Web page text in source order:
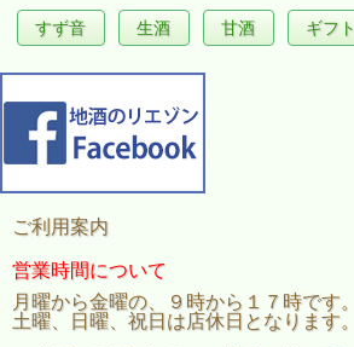
すず音 生酒 甘酒 ギフト
ご利用案内
営業時間について
月曜から金曜の、９時から１７時です。
土曜、日曜、祝日は店休日となります。